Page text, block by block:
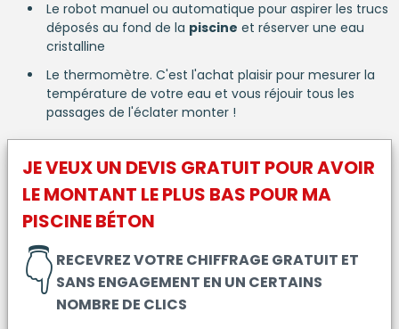
Le robot manuel ou automatique pour aspirer les trucs
déposés au fond de la piscine et réserver une eau
cristalline
Le thermomètre. C'est l'achat plaisir pour mesurer la
température de votre eau et vous réjouir tous les
passages de l'éclater monter !
JE VEUX UN DEVIS GRATUIT POUR AVOIR
LE MONTANT LE PLUS BAS POUR MA
PISCINE BÉTON
RECEVREZ VOTRE CHIFFRAGE GRATUIT ET
SANS ENGAGEMENT EN UN CERTAINS
NOMBRE DE CLICS
👇